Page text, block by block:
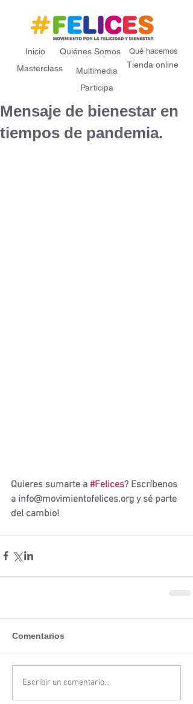
Inicio Quiénes Somos Qué hacemos
Masterclass Multimedia
Tienda online
Participa
Mensaje de bienestar en
tiempos de pandemia.
Quieres sumarte a #Felices? Escríbenos
a info@movimientofelices.org y sé parte
del cambio!
Comentarios
Escribir un comentario...